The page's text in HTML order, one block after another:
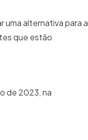
uma alternativa para a
que estão
de 2023, na